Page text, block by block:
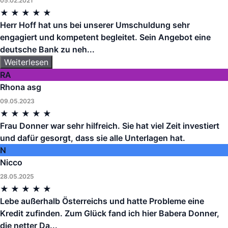
★ ★ ★ ★ ★
Herr Hoff hat uns bei unserer Umschuldung sehr
engagiert und kompetent begleitet. Sein Angebot eine
deutsche Bank zu neh...
Weiterlesen
RA
Rhona asg
09.05.2023
★ ★ ★ ★ ★
Frau Donner war sehr hilfreich. Sie hat viel Zeit investiert
und dafür gesorgt, dass sie alle Unterlagen hat.
N
Nicco
28.05.2025
★ ★ ★ ★ ★
Lebe außerhalb Österreichs und hatte Probleme eine
Kredit zufinden. Zum Glück fand ich hier Babera Donner,
die netter Da...